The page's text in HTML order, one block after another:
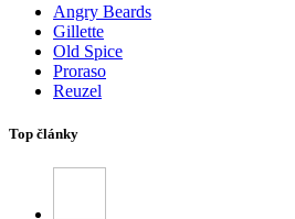
Angry Beards
Gillette
Old Spice
Proraso
Reuzel
Top články